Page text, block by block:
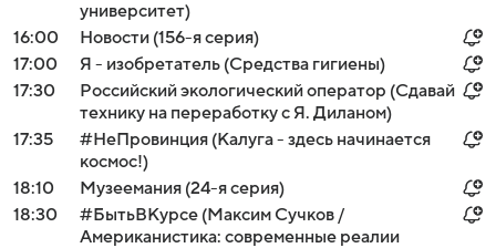
университет)
16:00
Новости (156-я серия)
17:00
Я - изобретатель (Средства гигиены)
17:30
Российский экологический оператор (Сдавай
технику на переработку с Я. Диланом)
17:35
#НеПровинция (Калуга - здесь начинается
космос!)
18:10
Музеемания (24-я серия)
18:30
#БытьВКурсе (Максим Сучков /
Американистика: современные реалии